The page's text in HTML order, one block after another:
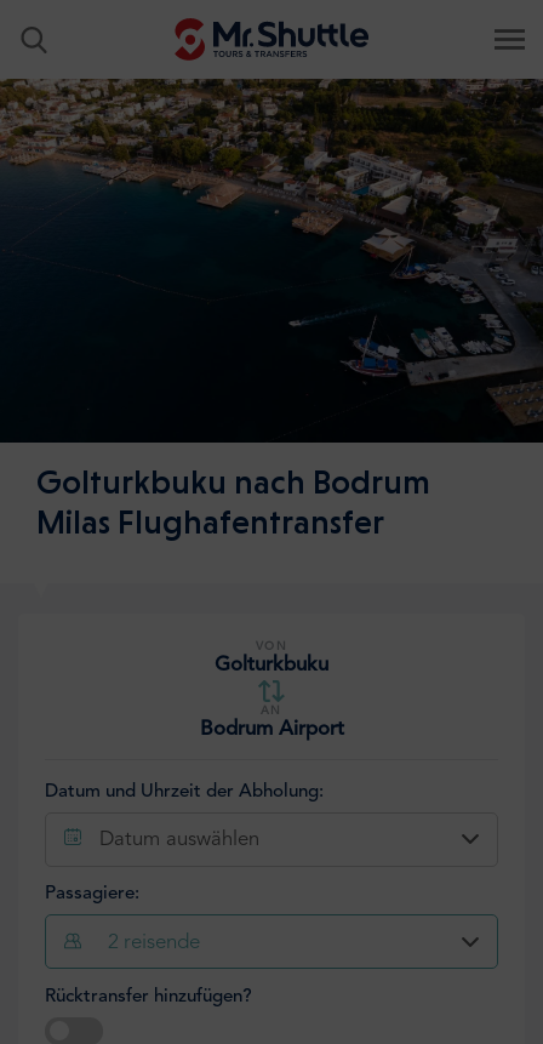
Golturkbuku nach Bodrum
Milas Flughafentransfer
VON
Golturkbuku
AN
Bodrum Airport
Datum und Uhrzeit der Abholung:
Datum auswählen
Passagiere:
2 reisende
Rücktransfer hinzufügen?